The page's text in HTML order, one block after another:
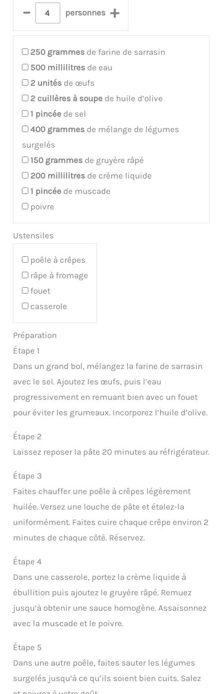
– personnes +
250 grammes de farine de sarrasin
500 millilitres de eau
2 unités de œufs
2 cuillères à soupe de huile d’olive
1 pincée de sel
400 grammes de mélange de légumes
surgelés
150 grammes de gruyère râpé
200 millilitres de crème liquide
1 pincée de muscade
poivre
Ustensiles
poêle à crêpes
râpe à fromage
fouet
casserole
Préparation
Étape 1
Dans un grand bol, mélangez la farine de sarrasin
avec le sel. Ajoutez les œufs, puis l’eau
progressivement en remuant bien avec un fouet
pour éviter les grumeaux. Incorporez l’huile d’olive.
Étape 2
Laissez reposer la pâte 20 minutes au réfrigérateur.
Étape 3
Faites chauffer une poêle à crêpes légèrement
huilée. Versez une louche de pâte et étalez-la
uniformément. Faites cuire chaque crêpe environ 2
minutes de chaque côté. Réservez.
Étape 4
Dans une casserole, portez la crème liquide à
ébullition puis ajoutez le gruyère râpé. Remuez
jusqu’à obtenir une sauce homogène. Assaisonnez
avec la muscade et le poivre.
Étape 5
Dans une autre poêle, faites sauter les légumes
surgelés jusqu’à ce qu’ils soient bien cuits. Salez